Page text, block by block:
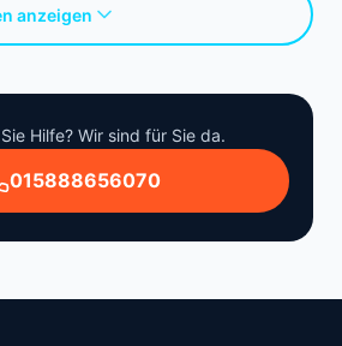
anzeigen
Hilfe? Wir sind für Sie da.
015888656070